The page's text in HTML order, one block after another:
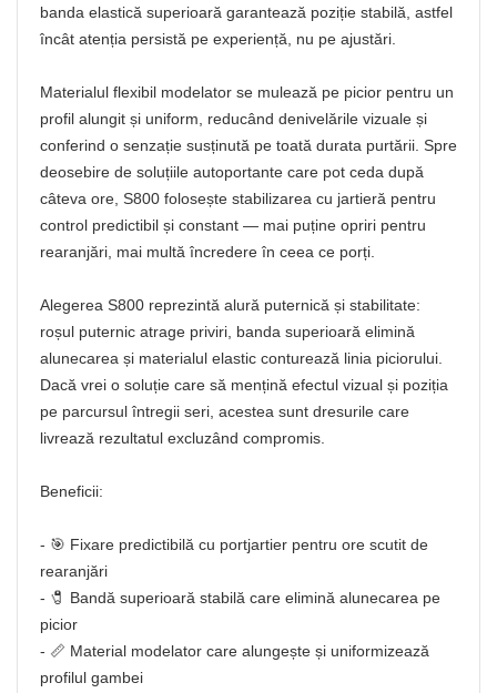
banda elastică superioară garantează poziție stabilă, astfel
încât atenția persistă pe experiență, nu pe ajustări.
Materialul flexibil modelator se mulează pe picior pentru un
profil alungit și uniform, reducând denivelările vizuale și
conferind o senzație susținută pe toată durata purtării. Spre
deosebire de soluțiile autoportante care pot ceda după
câteva ore, S800 folosește stabilizarea cu jartieră pentru
control predictibil și constant — mai puține opriri pentru
rearanjări, mai multă încredere în ceea ce porți.
Alegerea S800 reprezintă alură puternică și stabilitate:
roșul puternic atrage priviri, banda superioară elimină
alunecarea și materialul elastic conturează linia piciorului.
Dacă vrei o soluție care să mențină efectul vizual și poziția
pe parcursul întregii seri, acestea sunt dresurile care
livrează rezultatul excluzând compromis.
Beneficii:
- 🎯 Fixare predictibilă cu portjartier pentru ore scutit de
rearanjări
- 🧷 Bandă superioară stabilă care elimină alunecarea pe
picior
- 📏 Material modelator care alungește și uniformizează
profilul gambei